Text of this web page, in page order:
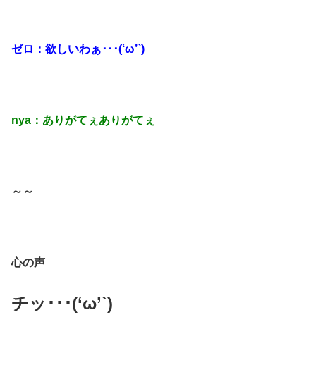
ゼロ：欲しいわぁ･･･(‘ω’`)
nya：ありがてぇありがてぇ
～～
心の声
チッ･･･(‘ω’`)